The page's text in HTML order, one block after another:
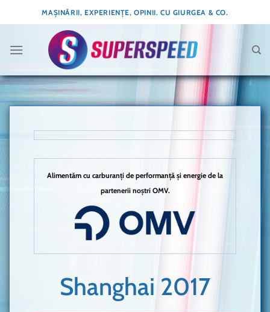
to
MAȘINĂRII, EXPERIENȚE, OPINII. CU GIURGEA & CO.
Alimentăm cu carburanți de performanță și energie de la
partenerii noștri OMV.
Shanghai 2017